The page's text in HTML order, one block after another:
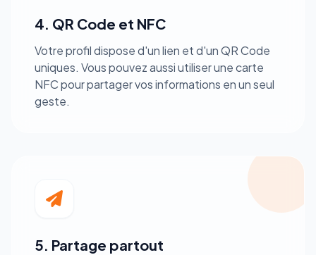
4. QR Code et NFC
Votre profil dispose d'un lien et d'un QR Code
uniques. Vous pouvez aussi utiliser une carte
NFC pour partager vos informations en un seul
geste.
5. Partage partout